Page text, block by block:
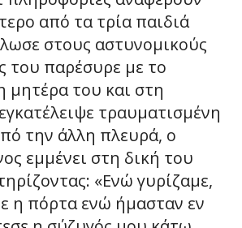
από τα τρία παιδιά
στους αστυνομικούς
του παρέσυρε με το
μητέρα του και στη
τραυματισμένη
την άλλη πλευρά, ο
εμμένει στη δική του
«Ενώ γυρίζαμε,
η πόρτα ενώ ήμασταν εν